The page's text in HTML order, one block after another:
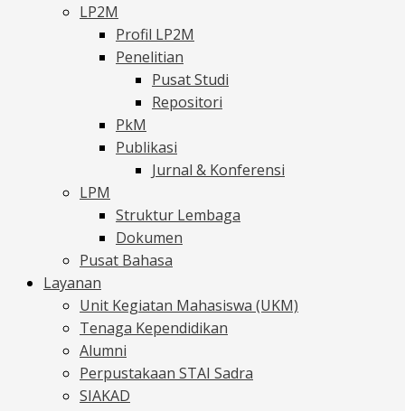
LP2M
Profil LP2M
Penelitian
Pusat Studi
Repositori
PkM
Publikasi
Jurnal & Konferensi
LPM
Struktur Lembaga
Dokumen
Pusat Bahasa
Layanan
Unit Kegiatan Mahasiswa (UKM)
Tenaga Kependidikan
Alumni
Perpustakaan STAI Sadra
SIAKAD